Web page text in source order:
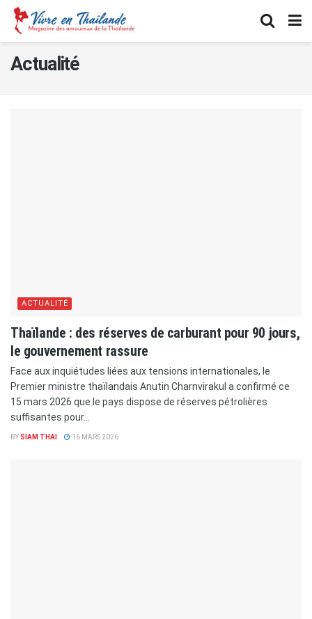
Actualité
ACTUALITÉ
Thaïlande : des réserves de carburant pour 90 jours,
le gouvernement rassure
Face aux inquiétudes liées aux tensions internationales, le
Premier ministre thaïlandais Anutin Charnvirakul a confirmé ce
15 mars 2026 que le pays dispose de réserves pétrolières
suffisantes pour...
BYSIAM THAI 16 MARS 2026